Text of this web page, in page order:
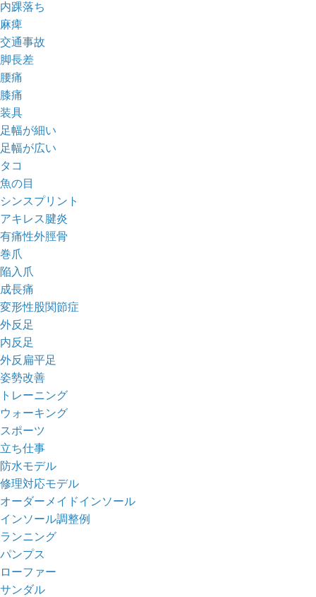
内踝落ち
麻痺
交通事故
脚長差
腰痛
膝痛
装具
足幅が細い
足幅が広い
タコ
魚の目
シンスプリント
アキレス腱炎
有痛性外脛骨
巻爪
陥入爪
成長痛
変形性股関節症
外反足
内反足
外反扁平足
姿勢改善
トレーニング
ウォーキング
スポーツ
立ち仕事
防水モデル
修理対応モデル
オーダーメイドインソール
インソール調整例
ランニング
パンプス
ローファー
サンダル